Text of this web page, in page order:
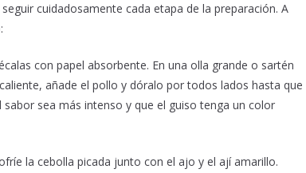
cuidadosamente cada etapa de la preparación. A
con papel absorbente. En una olla grande o sartén
añade el pollo y dóralo por todos lados hasta que
sea más intenso y que el guiso tenga un color
la cebolla picada junto con el ajo y el ají amarillo.